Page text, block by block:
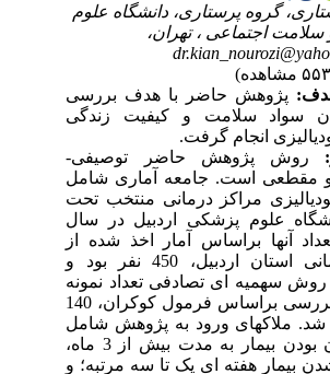
گروه پرستاری، دانشگاه علوم
اجتماعی ، تهران،
پژوهش حاضربا هدف بررسی
سواد سلامت و کیفیت زندگی
انجام گرفت.
پژوهش حاضر توصیفی-
مقطعی است. جامعه آماری شامل
مراکز درمانی منتخب تحت
علوم پزشکی اردبیل در سال
آنها براساس آمار اخذ شده از
مراکز درمانی استان اردبیل، 450 نفر بود و
سهمیه ای تصادفی تعداد نمونه
های مورد بررسی براساس فرمول کوکران، 140
شد. ملاکهای ورود به پژوهش شامل
تحت درمان بودن بیمار به مدت بیش از 3 ماه،
بیمار هفته ای یک تا سه مرتبه؛ و